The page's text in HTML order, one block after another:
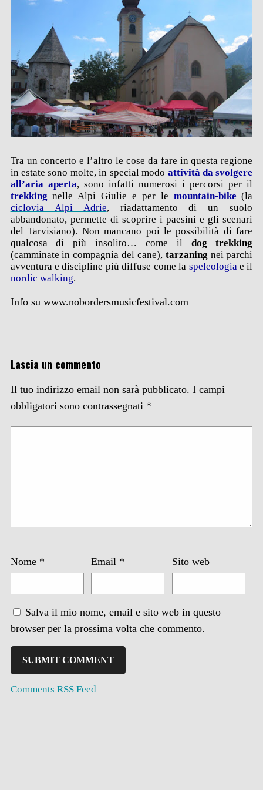
Tra un concerto e l’altro le cose da fare in questa regione
in estate sono molte, in special modo attività da svolgere
all’aria aperta, sono infatti numerosi i percorsi per il
trekkingnelle Alpi Giulie e per le mountain-bike (la
ciclovia Alpi Adrie, riadattamento di un suolo
abbandonato, permette di scoprire i paesini e gli scenari
del Tarvisiano). Non mancano poi le possibilità di fare
qualcosa di più insolito… come il dog trekking
(camminate in compagnia del cane), tarzaning nei parchi
avventura e discipline più diffuse come la speleologia e il
nordic walking.
Info su www.nobordersmusicfestival.com
Lascia un commento
Il tuo indirizzo email non sarà pubblicato. I campi
obbligatori sono contrassegnati *
Nome * Email * Sito web
Salva il mio nome, email e sito web in questo
browser per la prossima volta che commento.
Comments RSS Feed